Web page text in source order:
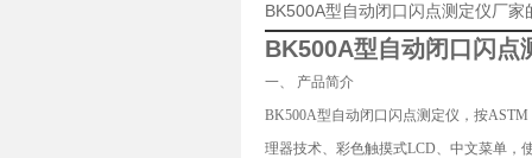
BK500A型自动闭口闪点测定仪厂家
BK500A型自动闭口闪点
一、 产品简介
BK500A型自动闭口闪点测定仪 ，按
理器技术、彩色触摸式LCD、中文菜单，